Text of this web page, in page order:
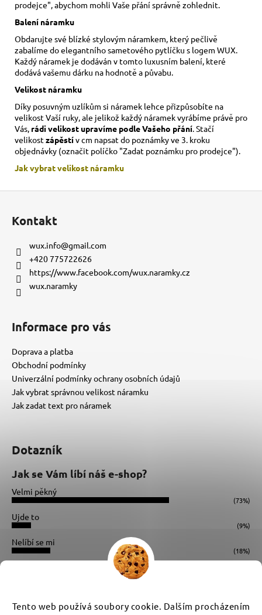
Tento web používá soubory cookie. Dalším procházením
prodejce", abychom mohli Vaše přání správně zohlednit.
Balení náramku
Obdarujte své blízké stylovým náramkem, který pečlivě
zabalíme do elegantního sametového pytlíčku s logem WUX.
Každý náramek je dodáván v tomto luxusním balení, které
dodává vašemu dárku na hodnotě a půvabu.
Velikost náramku
Díky posuvným uzlíkům si náramek lehce přizpůsobíte na
velikost Vaší ruky, ale jelikož každý náramek vyrábíme právě pro
Vás, rádi velikost upravíme podle Vašeho přání . Stačí
velikostzápěstív cm napsat do poznámky ve 3. kroku
objednávky (označit políčko "Zadat poznámku pro prodejce").
Jak vybrat velikost náramku
Kontakt
wux.info@gmail.com
+420 775722626
https://www.facebook.com/wux.naramky.cz
wux.naramky
Informace pro vás
Doprava a platba
Obchodní podmínky
Univerzální podmínky ochrany osobních údajů
Jak vybrat správnou velikost náramku
Jak zadat text pro náramek
Dotazník
Jak se Vám líbí náš e-shop?
Velmi pěkný
(73%)
Ujde to
(9%)
Nelíbí se mi
(18%)
Instagram